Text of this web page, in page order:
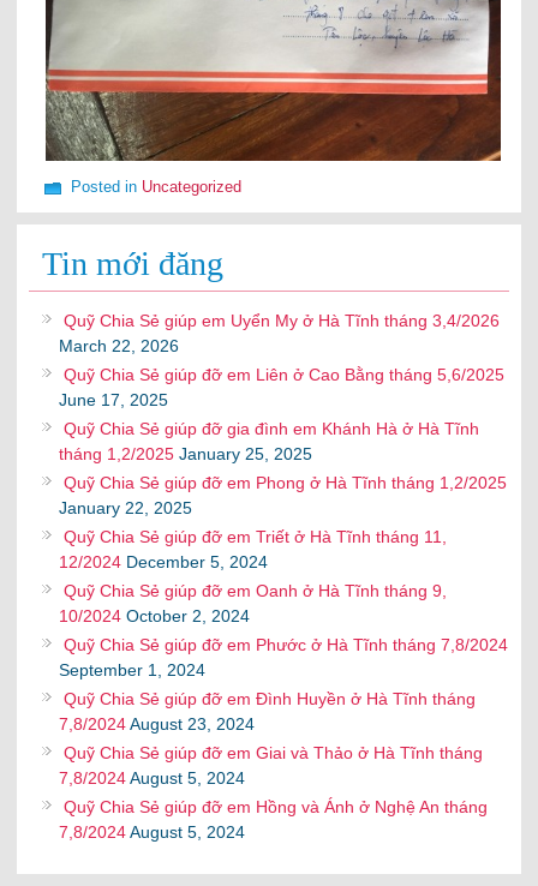
Posted in Uncategorized
Tin mới đăng
Quỹ Chia Sẻ giúp em Uyển My ở Hà Tĩnh tháng 3,4/2026
March 22, 2026
Quỹ Chia Sẻ giúp đỡ em Liên ở Cao Bằng tháng 5,6/2025
June 17, 2025
Quỹ Chia Sẻ giúp đỡ gia đình em Khánh Hà ở Hà Tĩnh
tháng 1,2/2025 January 25, 2025
Quỹ Chia Sẻ giúp đỡ em Phong ở Hà Tĩnh tháng 1,2/2025
January 22, 2025
Quỹ Chia Sẻ giúp đỡ em Triết ở Hà Tĩnh tháng 11,
12/2024 December 5, 2024
Quỹ Chia Sẻ giúp đỡ em Oanh ở Hà Tĩnh tháng 9,
10/2024 October 2, 2024
Quỹ Chia Sẻ giúp đỡ em Phước ở Hà Tĩnh tháng 7,8/2024
September 1, 2024
Quỹ Chia Sẻ giúp đỡ em Đình Huyền ở Hà Tĩnh tháng
7,8/2024 August 23, 2024
Quỹ Chia Sẻ giúp đỡ em Giai và Thảo ở Hà Tĩnh tháng
7,8/2024 August 5, 2024
Quỹ Chia Sẻ giúp đỡ em Hồng và Ánh ở Nghệ An tháng
7,8/2024 August 5, 2024